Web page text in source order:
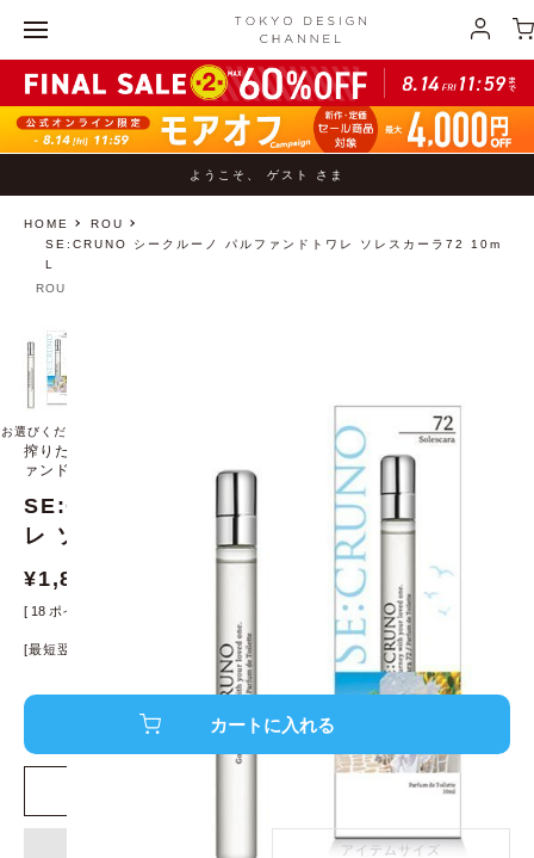
ようこそ、 ゲスト さま
HOME
ROU
SE:CRUNO シークルーノ パルファンドトワレ ソレスカーラ72 10m
L
お選びください
ROU
搾りたての果実が甘酸っぱく弾けるトロピカルパインの香りのパルフ
ァンドトワレ
SE:CRUNO シークルーノ パルファンドトワ
レ ソレスカーラ72 10mL
¥1,800
[ 18 ポイント進呈 ]
[最短翌日発送！] 詳細はこちら
アイテムサイズ